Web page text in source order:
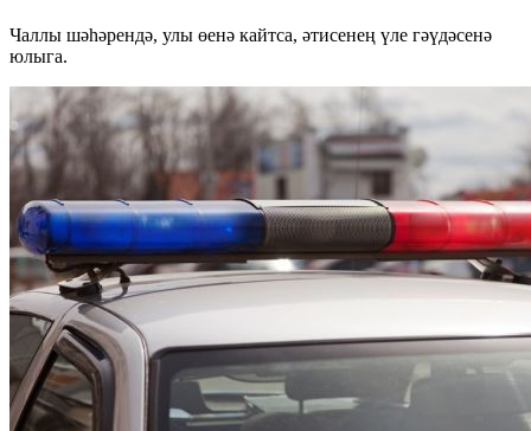
Чаллы шәһәрендә, улы өенә кайтса, әтисенең үле гәүдәсенә
юлыга.